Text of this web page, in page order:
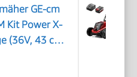
GE-cm
Kit Power X-
(36V, 43 cm